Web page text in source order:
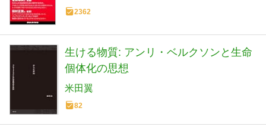
2362
生ける物質: アンリ・ベルクソンと生命
個体化の思想
米田翼
82